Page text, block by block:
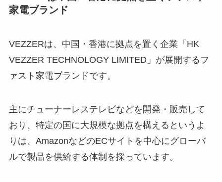
家電ブランド
VEZZERは、中国・香港に拠点を置く企業「HK
VEZZER TECHNOLOGY LIMITED」が展開するフ
ァスト家電ブランドです。
主にチューナーレステレビなどを開発・販売して
おり、特定の国に大規模な拠点を構えるというよ
りは、AmazonなどのECサイトを中心にグローバ
ルで製品を供給する体制を採っています。